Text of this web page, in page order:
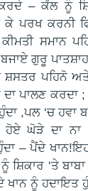
– ਕੱਲ ਨੂੰ
ਕੇ ਪਰਖ ਕਰਨੀ
ਕੀਮਤੀ ਸਮਾਨ
ਗੁਰੂ
ਸ਼ਸਤਰ ਪਹਿਨੋ
ਪਾਲਣ ਕਰਦਾ
,ਪਲ ‘ਚ ਹਵਾ
ਘੋੜੇ ਦਾ ਨਾ
ਹੁੰਦਾ – ਪੈਂਦੇ
‘ਤੇ
ਖਾਨ ਨੂੰ ਹਦਾਇਤ